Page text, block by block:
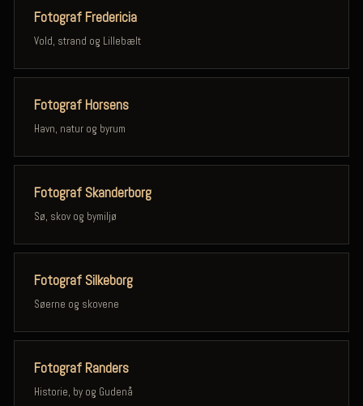
Fotograf Fredericia
Vold, strand og Lillebælt
Fotograf Horsens
Havn, natur og byrum
Fotograf Skanderborg
Sø, skov og bymiljø
Fotograf Silkeborg
Søerne og skovene
Fotograf Randers
Historie, by og Gudenå